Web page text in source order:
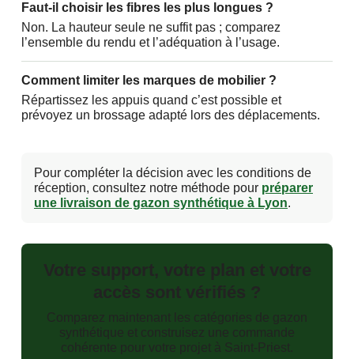
Faut-il choisir les fibres les plus longues ?
Non. La hauteur seule ne suffit pas ; comparez
l’ensemble du rendu et l’adéquation à l’usage.
Comment limiter les marques de mobilier ?
Répartissez les appuis quand c’est possible et
prévoyez un brossage adapté lors des déplacements.
Pour compléter la décision avec les conditions de
réception, consultez notre méthode pour préparer
une livraison de gazon synthétique à Lyon.
Votre support, votre plan et votre
accès sont vérifiés ?
Comparez maintenant les catégories de gazon
synthétique et construisez une commande
cohérente pour votre projet à Saint-Priest.